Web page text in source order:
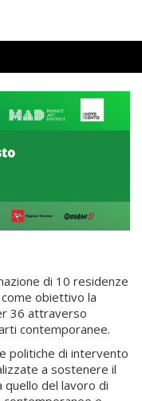
di 10 residenze
obiettivo la
36 attraverso
contemporanee.
politiche di intervento
a sostenere il
quello del lavoro di